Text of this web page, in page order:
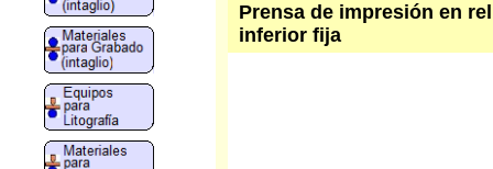
Prensa de impresión en
inferior fija